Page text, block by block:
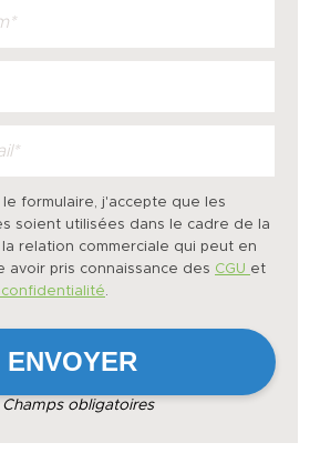
le formulaire, j'accepte que les
soient utilisées dans le cadre de la
relation commerciale qui peut en
avoir pris connaissance des CGU et
Champs obligatoires